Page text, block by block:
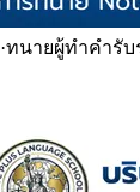
·ทนายผู้ทำคำรับ